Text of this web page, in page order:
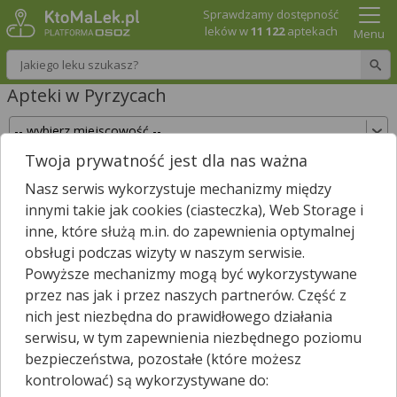
Wpisz nazwę leku
Sprawdzamy dostępność
leków w11 122aptekach Menu
Apteki w Pyrzycach
Sprawdź, które apteki w Pyrzycach posiadają
Twój lek i zarezerwuj go już teraz!
Wpisz nazwę leku
W Pyrzycach jest 8
aptek.
Wybierz typ aptek
Twoja prywatność jest dla nas ważna
Nasz serwis wykorzystuje mechanizmy między
innymi takie jak cookies (ciasteczka), Web Storage i
inne, które służą m.in. do zapewnienia optymalnej
obsługi podczas wizyty w naszym serwisie.
Powyższe mechanizmy mogą być wykorzystywane
przez nas jak i przez naszych partnerów. Część z
nich jest niezbędna do prawidłowego działania
serwisu, w tym zapewnienia niezbędnego poziomu
bezpieczeństwa, pozostałe (które możesz
kontrolować) są wykorzystywane do: